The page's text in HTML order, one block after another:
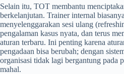
Selain itu, TOT membantu
berkelanjutan. Trainer internal
menyelenggarakan sesi ulang
pengalaman kasus nyata, dan terus
aturan terbaru. Ini penting karena
pengadaan bisa berubah; dengan
organisasi tidak lagi bergantung pada
mahal.